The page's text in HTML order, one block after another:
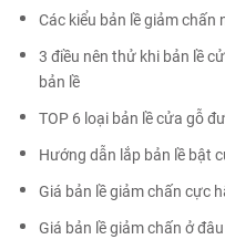
Các kiểu bản lề giảm chấn
3 điều nên thử khi bản lề
bản lề
TOP 6 loại bản lề cửa gỗ
Hướng dẫn lắp bản lề bật
Giá bản lề giảm chấn cực
Giá bản lề giảm chấn ở